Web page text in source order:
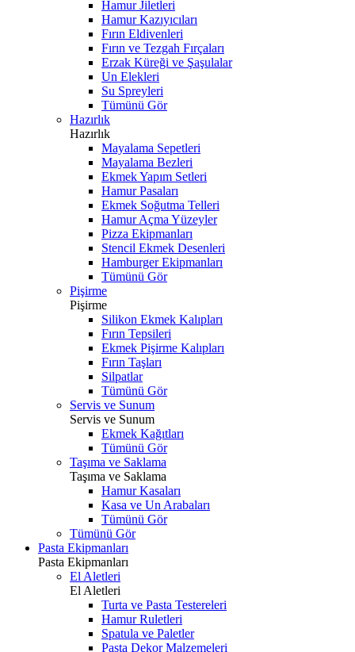
Hamur Jiletleri
Hamur Kazıyıcıları
Fırın Eldivenleri
Fırın ve Tezgah Fırçaları
Erzak Küreği ve Şaşulalar
Un Elekleri
Su Spreyleri
Tümünü Gör
Hazırlık
Hazırlık
Mayalama Sepetleri
Mayalama Bezleri
Ekmek Yapım Setleri
Hamur Pasaları
Ekmek Soğutma Telleri
Hamur Açma Yüzeyler
Pizza Ekipmanları
Stencil Ekmek Desenleri
Hamburger Ekipmanları
Tümünü Gör
Pişirme
Pişirme
Silikon Ekmek Kalıpları
Fırın Tepsileri
Ekmek Pişirme Kalıpları
Fırın Taşları
Silpatlar
Tümünü Gör
Servis ve Sunum
Servis ve Sunum
Ekmek Kağıtları
Tümünü Gör
Taşıma ve Saklama
Taşıma ve Saklama
Hamur Kasaları
Kasa ve Un Arabaları
Tümünü Gör
Tümünü Gör
Pasta Ekipmanları
Pasta Ekipmanları
El Aletleri
El Aletleri
Turta ve Pasta Testereleri
Hamur Ruletleri
Spatula ve Paletler
Pasta Dekor Malzemeleri